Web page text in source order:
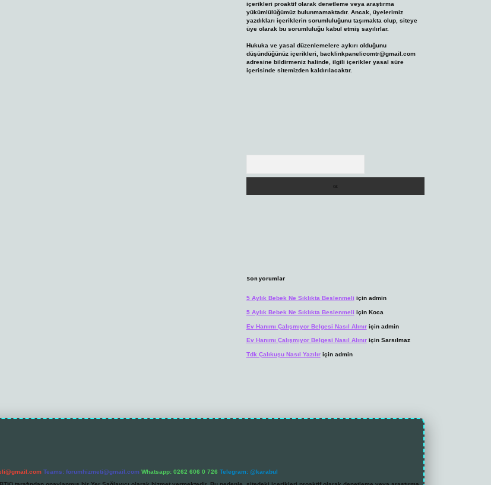
içerikleri proaktif olarak denetleme veya araştırma
yükümlülüğümüz bulunmamaktadır. Ancak, üyelerimiz
yazdıkları içeriklerin sorumluluğunu taşımakta olup, siteye
üye olarak bu sorumluluğu kabul etmiş sayılırlar.
Hukuka ve yasal düzenlemelere aykırı olduğunu
düşündüğünüz içerikleri, backlinkpanelicomtr@gmail.com
adresine bildirmeniz halinde, ilgili içerikler yasal süre
içerisinde sitemizden kaldırılacaktır.
Son yorumlar
5 Aylık Bebek Ne Sıklıkta Beslenmeli için admin
5 Aylık Bebek Ne Sıklıkta Beslenmeli için Koca
Ev Hanımı Çalışmıyor Belgesi Nasıl Alınıriçin admin
Ev Hanımı Çalışmıyor Belgesi Nasıl Alınıriçin Sarsılmaz
Tdk Çalıkuşu Nasıl Yazılıriçin admin
Teams: forumhizmeti@gmail.com Whatsapp: 0262 606 0 726 Telegram: @karabul